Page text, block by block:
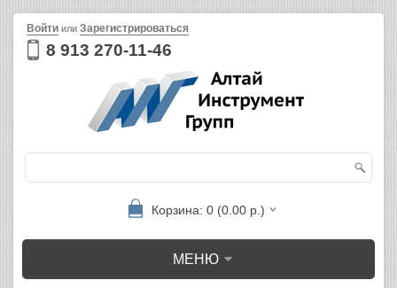
8 913 270-11-46
Войти или Зарегистрироваться
Корзина: 0 (0.00 р.)
МЕНЮ